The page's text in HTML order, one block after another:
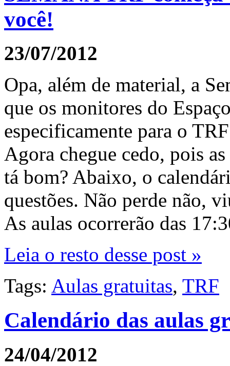
você!
23/07/2012
Opa, além de material, a
que os monitores do
especificamente para o
Agora chegue cedo, pois
tá bom? Abaixo, o
questões. Não perde não,
As aulas ocorrerão das
Leia o resto desse post »
Tags: Aulas gratuitas, TRF
Calendário das aulas
24/04/2012